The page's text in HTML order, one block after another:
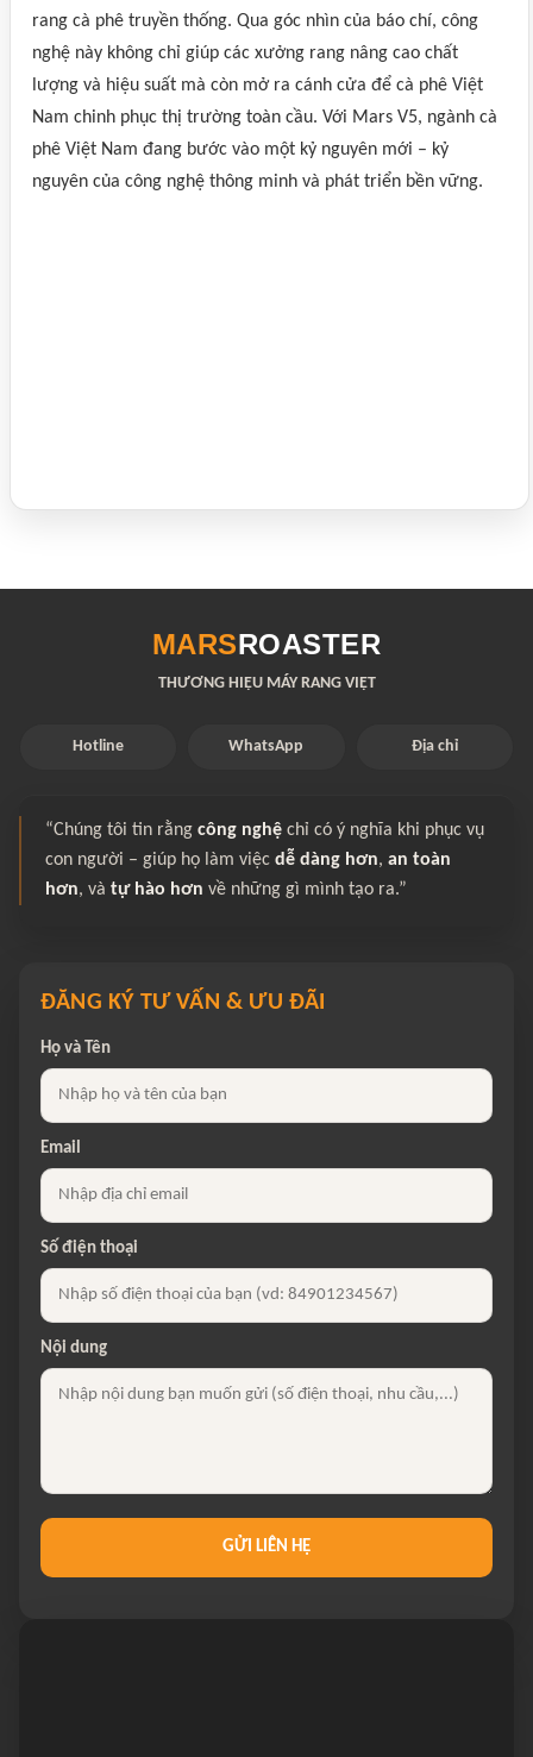
rang cà phê truyền thống. Qua góc nhìn của báo chí, công
nghệ này không chỉ giúp các xưởng rang nâng cao chất
lượng và hiệu suất mà còn mở ra cánh cửa để cà phê Việt
Nam chinh phục thị trường toàn cầu. Với Mars V5, ngành cà
phê Việt Nam đang bước vào một kỷ nguyên mới – kỷ
nguyên của công nghệ thông minh và phát triển bền vững.
MARSROASTER
THƯƠNG HIỆU MÁY RANG VIỆT
Hotline WhatsApp Địa chỉ
“Chúng tôi tin rằng công nghệ chỉ có ý nghĩa khi phục vụ
con người – giúp họ làm việc dễ dàng hơn, an toàn
hơn, và tự hào hơn về những gì mình tạo ra.”
ĐĂNG KÝ TƯ VẤN & ƯU ĐÃI
Họ và Tên
Email
Số điện thoại
Nội dung
GỬI LIÊN HỆ